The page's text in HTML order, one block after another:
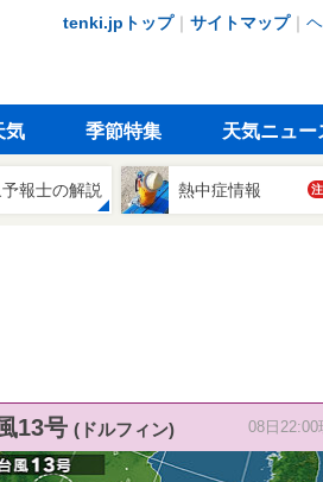
tenki.jpトップ｜ サイトマップ｜
気 季節特集 天気ニュー
報士の解説 熱中症情報
13号 (ドルフィン) 08日22:00